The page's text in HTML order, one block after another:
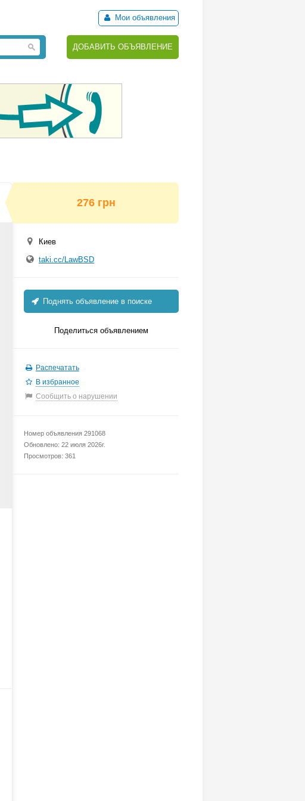
Мои объявления
ДОБАВИТЬ ОБЪЯВЛЕНИЕ
276 грн
Киев
taki.cc/LawBSD
Поднять объявление в поиске
Поделиться объявлением
Распечатать
В избранное
Сообщить о нарушении
Номер объявления 291068
Обновлено: 22 июля 2026г.
Просмотров: 361